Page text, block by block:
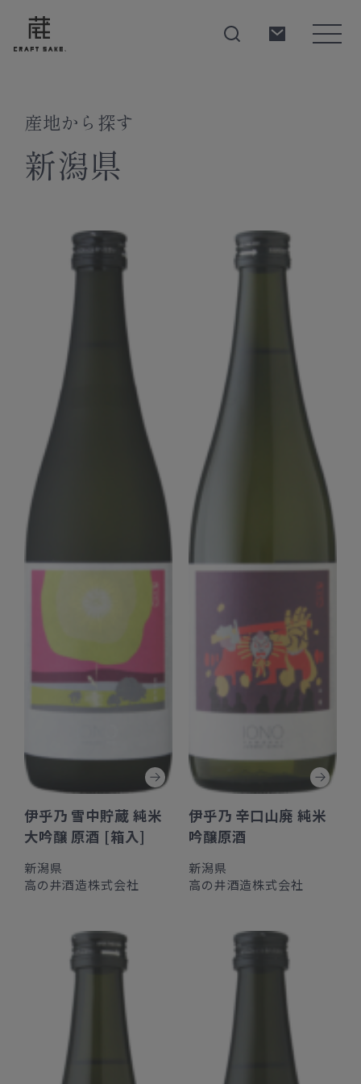
Corprate Site Privacy Policy
CH
Follow Us
産地から探す
新潟県
伊乎乃 雪中貯蔵 純米
大吟醸 原酒 [箱入]
新潟県
高の井酒造株式会社
伊乎乃 辛口山廃 純米
吟醸原酒
新潟県
高の井酒造株式会社